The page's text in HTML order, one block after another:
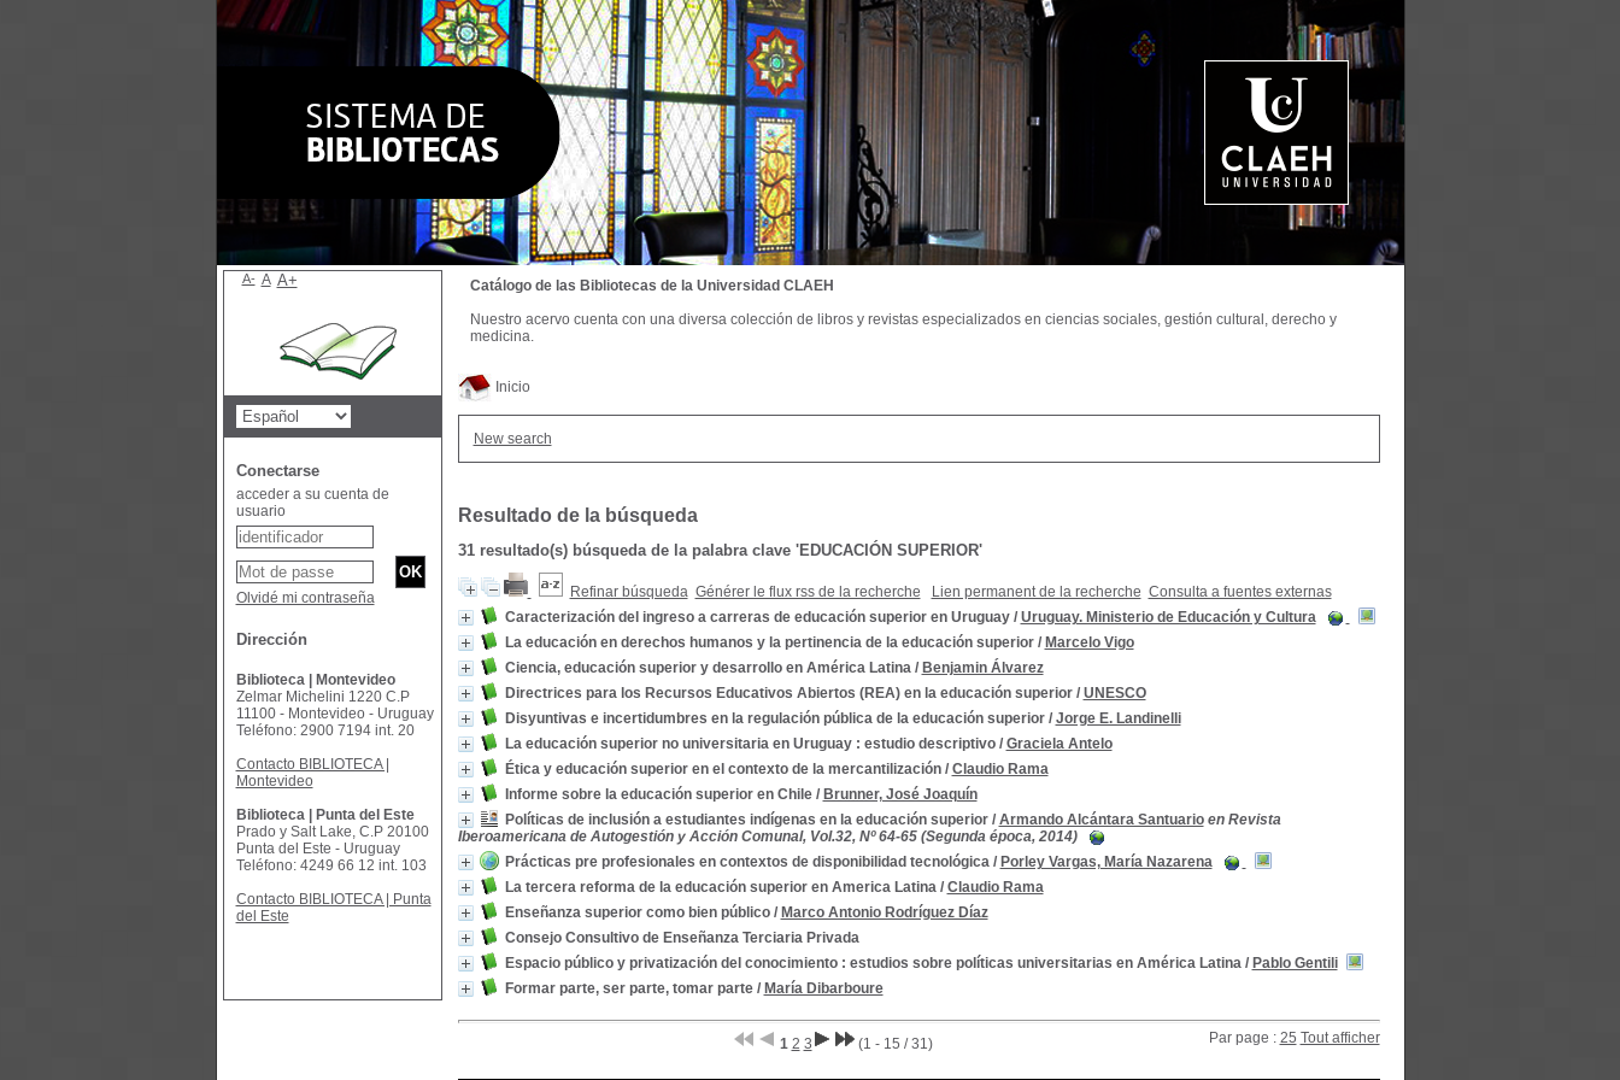
Inicio
New search
Resultado de la búsqueda
31 resultado(s) búsqueda de la palabra clave 'EDUCACIÓN SUPERIOR'
Refinar búsqueda Générer le flux rss de la recherche Lien permanent de la recherche Consulta a fuentes externas
Caracterización del ingreso a carreras de educación superior en Uruguay/ Uruguay. Ministerio de Educación y Cultura
La educación en derechos humanos y la pertinencia de la educación superior/ Marcelo Vigo
Ciencia, educación superior y desarrollo en América Latina/ Benjamin Álvarez
Directrices para los Recursos Educativos Abiertos (REA) en la educación superior/ UNESCO
Disyuntivas e incertidumbres en la regulación pública de la educación superior/ Jorge E. Landinelli
La educación superior no universitaria en Uruguay : estudio descriptivo/ Graciela Antelo
Ética y educación superior en el contexto de la mercantilización/ Claudio Rama
Informe sobre la educación superior en Chile/ Brunner, José Joaquín
Políticas de inclusión a estudiantes indígenas en la educación superior/ Armando Alcántara Santuario en Revista
Iberoamericana de Autogestión y Acción Comunal, Vol.32, Nº 64-65 (Segunda época, 2014)
Prácticas pre profesionales en contextos de disponibilidad tecnológica/ Porley Vargas, María Nazarena
La tercera reforma de la educación superior en America Latina/ Claudio Rama
Enseñanza superior como bien público/ Marco Antonio Rodríguez Díaz
Consejo Consultivo de Enseñanza Terciaria Privada
Espacio público y privatización del conocimiento : estudios sobre políticas universitarias en América Latina/ Pablo Gentili
Formar parte, ser parte, tomar parte/ María Dibarboure
1 2 3 (1 - 15 / 31) Par page : 25 Tout afficher
Catálogo de las Bibliotecas de la Universidad CLAEH
Nuestro acervo cuenta con una diversa colección de libros y revistas especializados en ciencias sociales, gestión cultural, derecho y
medicina.
A- A A+
Conectarse
acceder a su cuenta de
usuario
Olvidé mi contraseña
Dirección
Biblioteca | Montevideo
Zelmar Michelini 1220 C.P
11100 - Montevideo - Uruguay
Teléfono: 2900 7194 int. 20
Contacto BIBLIOTECA |
Montevideo
Biblioteca | Punta del Este
Prado y Salt Lake, C.P 20100
Punta del Este - Uruguay
Teléfono: 4249 66 12 int. 103
Contacto BIBLIOTECA | Punta
del Este